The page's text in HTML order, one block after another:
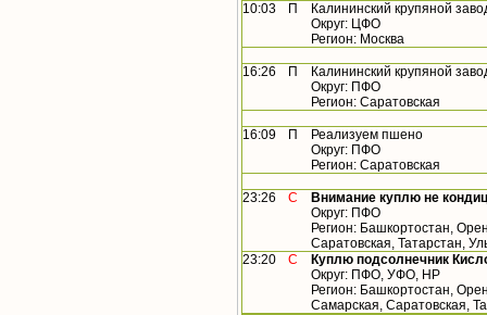
10:03 П
Калининский крупяной
Округ: ЦФО
Регион: Москва
16:26 П
Калининский крупяной
Округ: ПФО
Регион: Саратовская
16:09 П
Реализуем пшено
Округ: ПФО
Регион: Саратовская
23:26 С
Внимание куплю не
Округ: ПФО
Регион: Башкортостан,
Саратовская, Татарстан,
23:20
С
Куплю подсолнечник
Округ: ПФО, УФО, НР
Регион: Башкортостан,
Самарская, Саратовская,